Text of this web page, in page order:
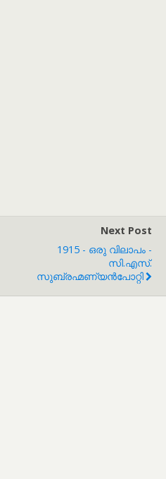
Next Post
1915 - ഒരു വിലാപം -
സി.എസ്.
സുബ്രഹ്മണ്യൻപോറ്റി